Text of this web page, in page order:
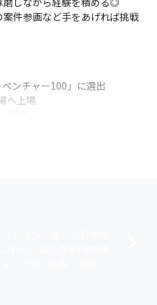
件参画など手をあげれば挑戦
ンチャー100」に選出
へ上場
サービス「TracisAI」をリリー